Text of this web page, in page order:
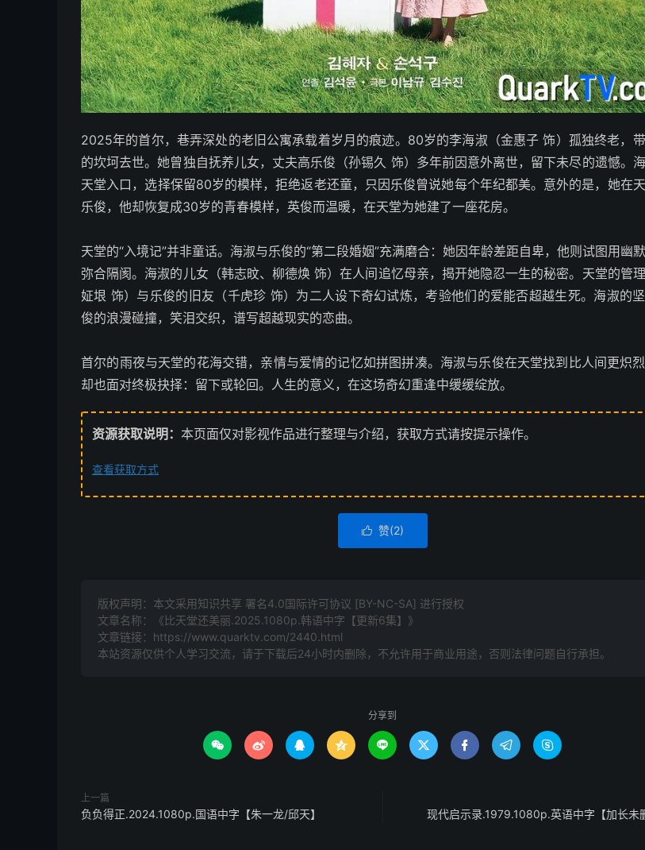
2025年的首尔，巷弄深处的老旧公寓承载着岁月的痕迹。80岁的李海淑（金惠子 饰）孤独终老，
的坎坷去世。她曾独自抚养儿女，丈夫高乐俊（孙锡久 饰）多年前因意外离世，留下未尽的遗憾。
天堂入口，选择保留80岁的模样，拒绝返老还童，只因乐俊曾说她每个年纪都美。意外的是，她在
乐俊，他却恢复成30岁的青春模样，英俊而温暖，在天堂为她建了一座花房。
天堂的“入境记”并非童话。海淑与乐俊的“第二段婚姻”充满磨合：她因年龄差距自卑，他则试图用幽
弥合隔阂。海淑的儿女（韩志旼、柳德焕 饰）在人间追忆母亲，揭开她隐忍一生的秘密。天堂的管
姃垠 饰）与乐俊的旧友（千虎珍 饰）为二人设下奇幻试炼，考验他们的爱能否超越生死。海淑的
俊的浪漫碰撞，笑泪交织，谱写超越现实的恋曲。
首尔的雨夜与天堂的花海交错，亲情与爱情的记忆如拼图拼凑。海淑与乐俊在天堂找到比人间更炽烈
却也面对终极抉择：留下或轮回。人生的意义，在这场奇幻重逢中缓缓绽放。
资源获取说明： 本页面仅对影视作品进行整理与介绍，获取方式请按提示操作。
查看获取方式
 赞(2)
版权声明：本文采用知识共享 署名4.0国际许可协议 [BY-NC-SA] 进行授权
文章名称：《比天堂还美丽.2025.1080p.韩语中字【更新6集】》
文章链接： https://www.quarktv.com/2440.html
本站资源仅供个人学习交流，请于下载后24小时内删除，不允许用于商业用途，否则法律问题自行承担。
分享到
        
上一篇
负负得正.2024.1080p.国语中字【朱一龙/邱天】 现代启示录.1979.1080p.英语中字【加长未